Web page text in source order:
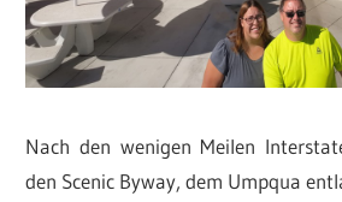
Nach den wenigen Meilen
den Scenic Byway, dem Umpqua